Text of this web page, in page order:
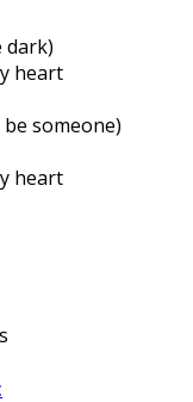
dark)
heart
someone)
heart